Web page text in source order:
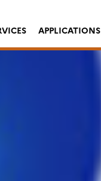
APPLICATIONS